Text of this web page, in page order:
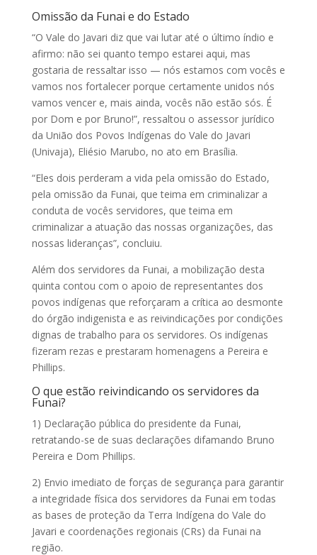
Omissão da Funai e do Estado
“O Vale do Javari diz que vai lutar até o último índio e
afirmo: não sei quanto tempo estarei aqui, mas
gostaria de ressaltar isso — nós estamos com vocês e
vamos nos fortalecer porque certamente unidos nós
vamos vencer e, mais ainda, vocês não estão sós. É
por Dom e por Bruno!”, ressaltou o assessor jurídico
da União dos Povos Indígenas do Vale do Javari
(Univaja), Eliésio Marubo, no ato em Brasília.
“Eles dois perderam a vida pela omissão do Estado,
pela omissão da Funai, que teima em criminalizar a
conduta de vocês servidores, que teima em
criminalizar a atuação das nossas organizações, das
nossas lideranças”, concluiu.
Além dos servidores da Funai, a mobilização desta
quinta contou com o apoio de representantes dos
povos indígenas que reforçaram a crítica ao desmonte
do órgão indigenista e as reivindicações por condições
dignas de trabalho para os servidores. Os indígenas
fizeram rezas e prestaram homenagens a Pereira e
Phillips.
O que estão reivindicando os servidores da
Funai?
1) Declaração pública do presidente da Funai,
retratando-se de suas declarações difamando Bruno
Pereira e Dom Phillips.
2) Envio imediato de forças de segurança para garantir
a integridade física dos servidores da Funai em todas
as bases de proteção da Terra Indígena do Vale do
Javari e coordenações regionais (CRs) da Funai na
região.